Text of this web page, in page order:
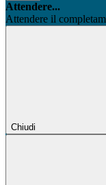
Attendere...
Attendere il
Chiudi